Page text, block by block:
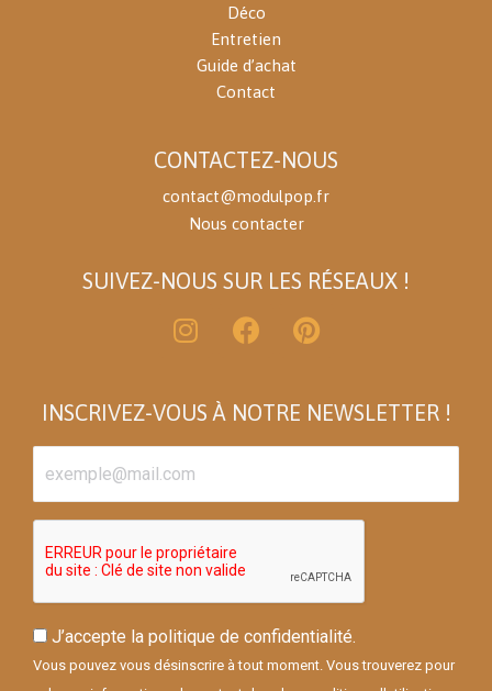
Déco
Entretien
Guide d’achat
Contact
CONTACTEZ-NOUS
contact@modulpop.fr
Nous contacter
SUIVEZ-NOUS SUR LES RÉSEAUX !
INSCRIVEZ-VOUS À NOTRE NEWSLETTER !
J’accepte la politique de confidentialité.
Vous pouvez vous désinscrire à tout moment. Vous trouverez pour